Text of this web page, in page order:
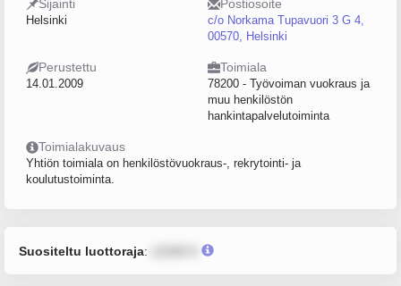
Sijainti
Helsinki
Postiosoite
c/o Norkama Tupavuori 3 G 4,
00570, Helsinki
Perustettu
14.01.2009
Toimiala
78200 - Työvoiman vuokraus ja
muu henkilöstön
hankintapalvelutoiminta
Toimialakuvaus
Yhtiön toimiala on henkilöstövuokraus-, rekrytointi- ja
koulutustoiminta.
Suositeltu luottoraja: